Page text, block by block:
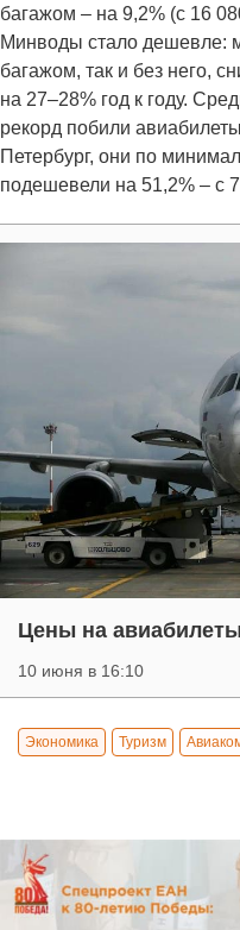
багажом – на 9,2% (с 16
Минводы стало дешевле:
багажом, так и без него,
на 27–28% год к году.
рекорд побили
Петербург, они по
подешевели на 51,2% – с
Цены на
10 июня в 16:10
Экономика Туризм